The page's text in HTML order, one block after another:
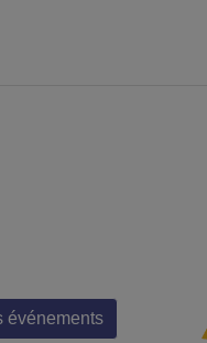
événements